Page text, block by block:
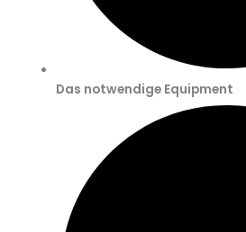
Das notwendige Equipment